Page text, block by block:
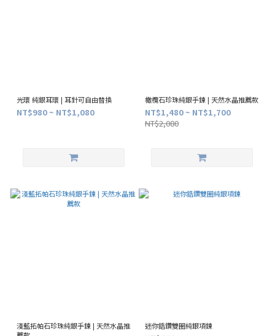
光環 純銀耳環 | 耳針可自由替換
NT$980 ~ NT$1,080
橄欖石珍珠純銀手鍊 | 天然水晶推薦款
NT$1,480 ~ NT$1,700
NT$2,080
淺藍拓帕石珍珠純銀手鍊 | 天然水晶推
迷你鋯鑽雙圈純銀項鍊